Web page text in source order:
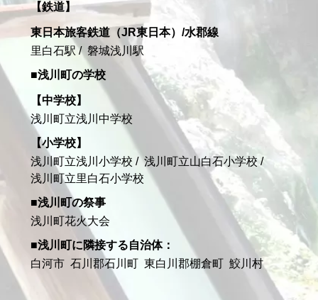
鉄道
東日本旅客鉄道（JR東日本）/水郡線
里白石駅
磐城浅川駅
浅川町の学校
中学校
浅川町立浅川中学校
小学校
浅川町立浅川小学校
浅川町立山白石小学校
浅川町立里白石小学校
浅川町の祭事
浅川町花火大会
浅川町に隣接する自治体
白河市 石川郡石川町 東白川郡棚倉町 鮫川村